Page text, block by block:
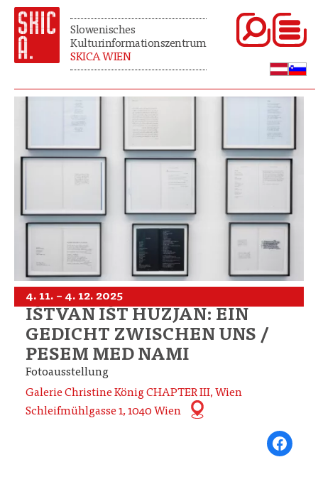
Slowenisches
Kulturinformationszentrum
SKICA WIEN
4. 11. – 4. 12. 2025
IŠTVAN IŠT HUZJAN: EIN
GEDICHT ZWISCHEN UNS /
PESEM MED NAMI
Fotoausstellung
Galerie Christine König CHAPTER III, Wien
Schleifmühlgasse 1, 1040 Wien
Share on